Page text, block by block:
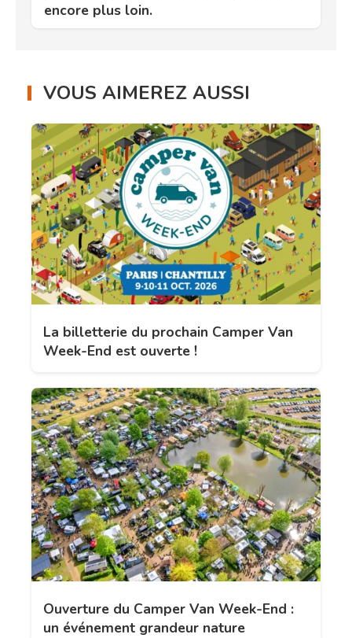
encore plus loin.
VOUS AIMEREZ AUSSI
La billetterie du prochain Camper Van
Week-End est ouverte !
Ouverture du Camper Van Week-End :
un événement grandeur nature